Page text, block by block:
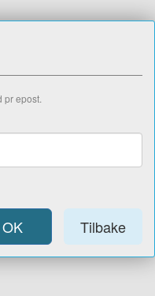
pr epost.
OK Tilbake